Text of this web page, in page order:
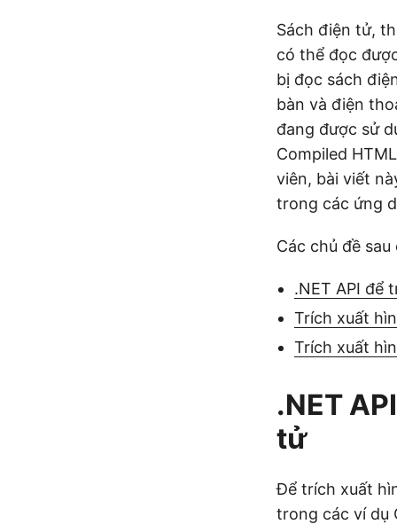
Sách điện tử,
có thể đọc
bị đọc sách
bàn và điện
đang được sử
Compiled
viên, bài viết
trong các ứng
Các chủ đề
.NET API để
Trích xuất
Trích xuất
.NET
tử
Để trích xuất
trong các ví dụ